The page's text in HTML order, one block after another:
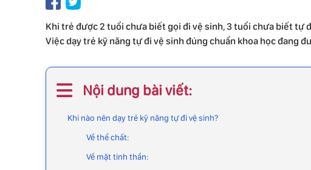
Khi trẻ được 2 tuổi chưa biết gọi đi vệ sinh, 3 tuổi chưa biết tự
Việc dạy trẻ kỹ năng tự đi vệ sinh đúng chuẩn khoa học đang
Nội dung bài viết:
Khi nào nên dạy trẻ kỹ năng tự đi vệ sinh?
Về thể chất:
Về mặt tinh thần: